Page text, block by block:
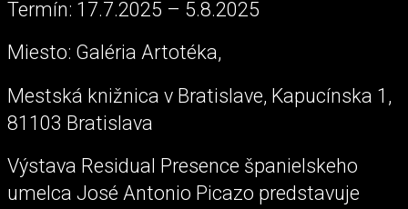
Termín: 17.7.2025 – 5.8.2025
Miesto: Galéria Artotéka,
Mestská knižnica v Bratislave, Kapucínska 1,
81103 Bratislava
Výstava Residual Presence španielskeho
umelca José Antonio Picazo predstavuje